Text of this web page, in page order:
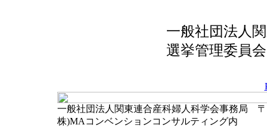
一般社団法人
選挙管理委員会
一般社団法人関東連合産科婦人科学会事務局 〒
株)MAコンベンションコンサルティング内